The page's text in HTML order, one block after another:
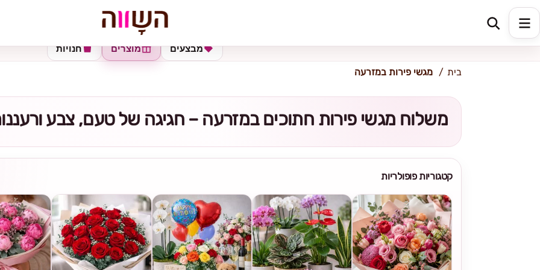
כתובת למשלוח
חנויות מוצרים מבצעים
בית מגשי פירות במזרעה
משלוח מגשי פירות חתוכים במזרעה – חגיגה של טעם, צבע
קטגוריות פופולריות